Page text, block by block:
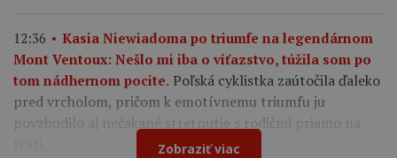
12:36
Kasia Niewiadoma po triumfe na legendárnom
Mont Ventoux: Nešlo mi iba o víťazstvo, túžila som po
tom nádhernom pocite. Poľská cyklistka zaútočila ďaleko
pred vrcholom, pričom k emotívnemu triumfu ju
povzbudilo aj nečakané stretnutie s rodičmi priamo na
Zobraziť viac